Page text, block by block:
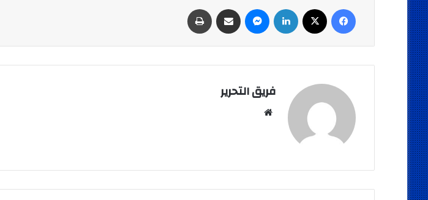
فيسبوك لينكدإن ماسنجر مشاركة عبر البريد
فريق التحرير